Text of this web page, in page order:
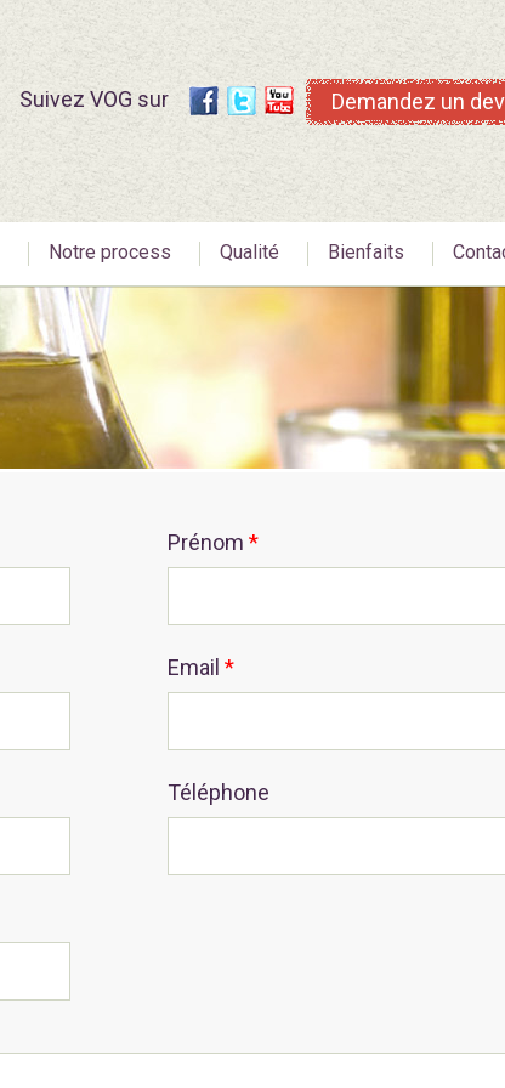
Suivez VOG sur Demandez un
Notre process Qualité Bienfaits
Prénom *
Email *
Téléphone